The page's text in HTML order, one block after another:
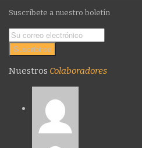
Suscríbete a nuestro boletín
Nuestros Colaboradores